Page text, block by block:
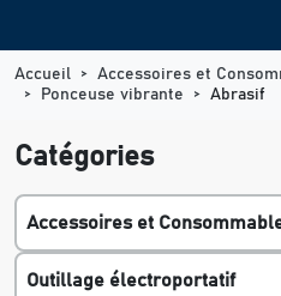
Accueil Accessoires et
Ponceuse vibrante
Abrasif
Catégories
Accessoires et
Outillage électroportatif